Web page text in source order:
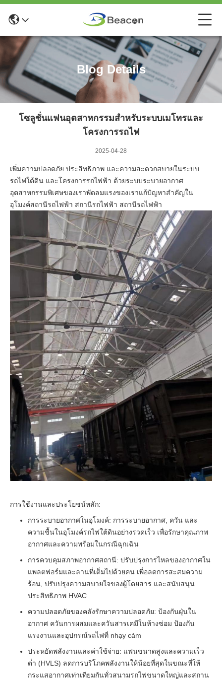
Blog Details
โซลูชั่นแฟนอุตสาหกรรมสําหรับระบบเมโทรและ
โครงการรถไฟ
2025-04-28
เพิ่มความปลอดภัย ประสิทธิภาพ และความสะดวกสบายในระบบ
รถไฟใต้ดิน และโครงการรถไฟฟ้า ด้วยระบบระบายอากาศ
อุตสาหกรรมพิเศษของเราพัดลมแรงของเราแก้ปัญหาสําคัญใน
อุโมงค์สถานีรถไฟฟ้า สถานีรถไฟฟ้า สถานีรถไฟฟ้า
การใช้งานและประโยชน์หลัก:
การระบายอากาศในอุโมงค์: การระบายอากาศ, ควัน และ
ความชื้นในอุโมงค์รถไฟใต้ดินอย่างรวดเร็ว เพื่อรักษาคุณภาพ
อากาศและความพร้อมในกรณีฉุกเฉิน
การควบคุมสภาพอากาศสถานี: ปรับปรุงการไหลของอากาศใน
แพลตฟอร์มและลานที่เต็มไปด้วยคน เพื่อลดการสะสมความ
ร้อน, ปรับปรุงความสบายใจของผู้โดยสาร และสนับสนุน
ประสิทธิภาพ HVAC
ความปลอดภัยของคลังรักษาความปลอดภัย: ป้องกันฝุ่นใน
อากาศ ควันการผสมและควันสารเคมีในห้างซ่อม ป้องกัน
แรงงานและอุปกรณ์รถไฟที่ nhạy cảm
ประหยัดพลังงานและค่าใช้จ่าย: แฟนขนาดสูงและความเร็ว
ต่ํา (HVLS) ลดการบริโภคพลังงานให้น้อยที่สุดในขณะที่ให้
กระแสอากาศเท่าเทียมกันทั่วสนามรถไฟขนาดใหญ่และสถาน